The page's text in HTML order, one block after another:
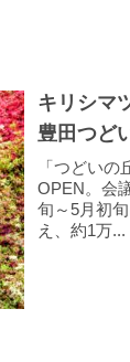
キリシマ
豊田つど
「つどい
OPEN。会
旬～5月初
え、約1万...